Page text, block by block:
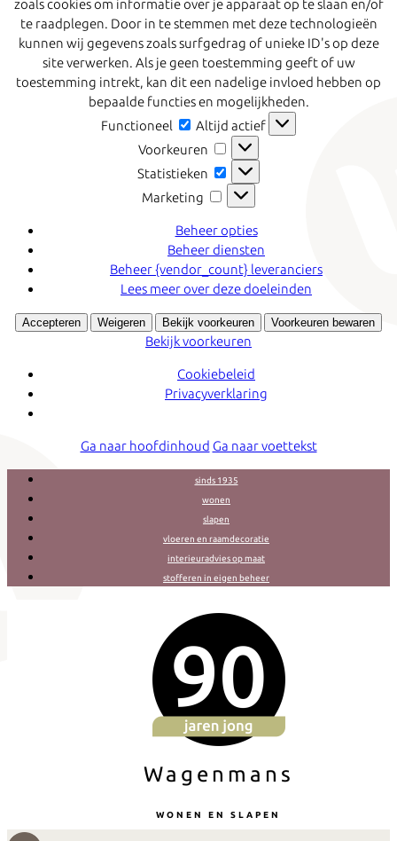
zoals cookies om informatie over je apparaat op te slaan en/of
te raadplegen. Door in te stemmen met deze technologieën
kunnen wij gegevens zoals surfgedrag of unieke ID's op deze
site verwerken. Als je geen toestemming geeft of uw
toestemming intrekt, kan dit een nadelige invloed hebben op
bepaalde functies en mogelijkheden.
Functioneel
Functioneel
Altijd actief
Voorkeuren
Voorkeuren
Statistieken
Statistieken
Marketing
Marketing
Beheer opties
Beheer diensten
Beheer {vendor_count} leveranciers
Lees meer over deze doeleinden
Accepteren Weigeren Bekijk voorkeuren Voorkeuren bewaren
Bekijk voorkeuren
Cookiebeleid
Privacyverklaring
Ga naar hoofdinhoud Ga naar voettekst
sinds 1935
wonen
slapen
vloeren en raamdecoratie
interieuradvies op maat
stofferen in eigen beheer
Wagenmans
WONEN EN SLAPEN